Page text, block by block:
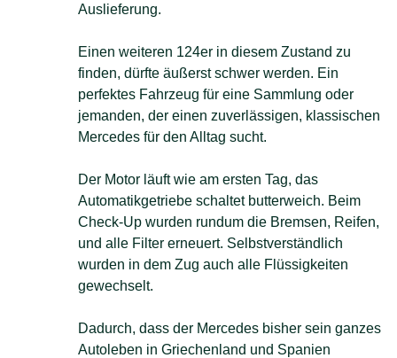
Auslieferung.
Einen weiteren 124er in diesem Zustand zu
finden, dürfte äußerst schwer werden. Ein
perfektes Fahrzeug für eine Sammlung oder
jemanden, der einen zuverlässigen, klassischen
Mercedes für den Alltag sucht.
Der Motor läuft wie am ersten Tag, das
Automatikgetriebe schaltet butterweich. Beim
Check-Up wurden rundum die Bremsen, Reifen,
und alle Filter erneuert. Selbstverständlich
wurden in dem Zug auch alle Flüssigkeiten
gewechselt.
Dadurch, dass der Mercedes bisher sein ganzes
Autoleben in Griechenland und Spanien